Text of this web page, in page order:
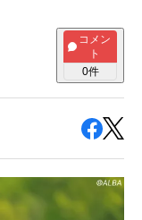
コメン
ト
0件